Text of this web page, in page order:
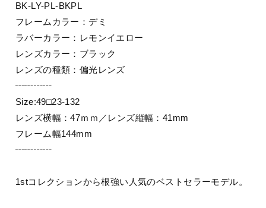
BK-LY-PL-BKPL
フレームカラー：デミ
ラバーカラー：レモンイエロー
レンズカラー：ブラック
レンズの種類：偏光レンズ
┄┄┄┄
Size:49□23-132
レンズ横幅：47ｍｍ／レンズ縦幅：41mm
フレーム幅144mm
┄┄┄┄
1stコレクションから根強い人気のベストセラーモデル。